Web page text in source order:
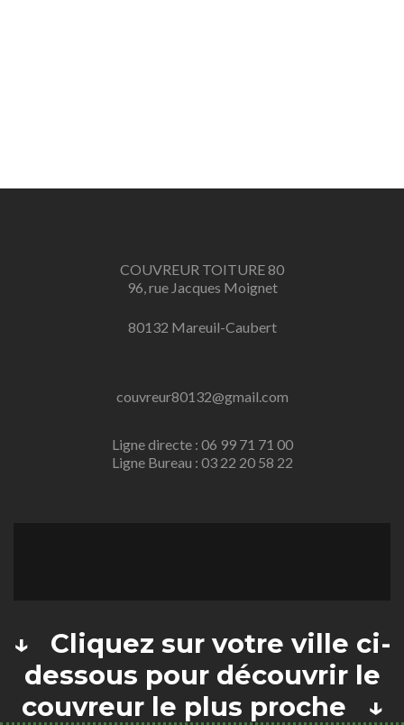
COUVREUR TOITURE 80
96, rue Jacques Moignet
80132 Mareuil-Caubert
couvreur80132@gmail.com
Ligne directe : 06 99 71 71 00
Ligne Bureau : 03 22 20 58 22
↓ Cliquez sur votre ville ci-
dessous pour découvrir le
couvreur le plus proche ↓